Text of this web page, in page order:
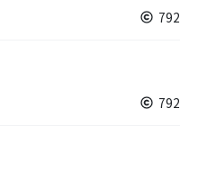
792
792